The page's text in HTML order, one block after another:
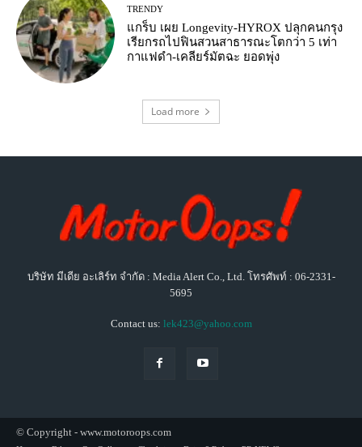
TRENDY
แกร็บ เผย Longevity-HYROX ปลุกคนกรุง
เรียกรถไปฟินสวนสาธารณะโตกว่า 5 เท่า
กาแฟดำ-เคลียร์มัตฉะ ยอดพุ่ง
Load more
บริษัท มีเดีย อะเลิร์ท จำกัด : Media Alert Co., Ltd. โทรศัพท์ : 06-2331-
5695
Contact us: lek423@yahoo.com
© Copyright - www.motoroops.com